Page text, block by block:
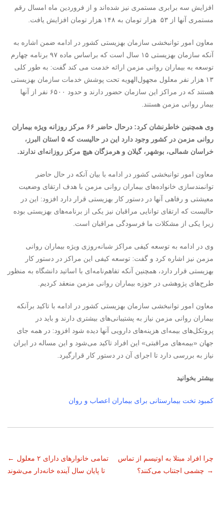
افزایش سه برابری مستمری نیز شده‌اند و از فروردین ماه امسال رقم
مستمری آنها از ۵۳ هزار تومان به ۱۴۸ هزار تومان افزایش یافت.
معاون امور توانبخشی سازمان بهزیستی کشور در ادامه ضمن اشاره به
آنکه سازمان بهزیستی ۱۵ سال است که براساس ماده ۹۷ برنامه چهارم
توسعه به بیماران روانی مزمن ارائه خدمت می کند گفت: به طور کلی
۱۳ هزار نفر معلول مجهول‌الهویه تحت پوشش خدمات سازمان بهزیستی
هستند که در مراکز این سازمان حضور دارند و حدود ۶۵۰۰ نفر از آنها
بیمار روانی مزمن هستند.
وی همچنین خاطرنشان کرد: درحال حاضر ۶۶ مرکز روزانه ویژه بیماران
روانی مزمن در کشور وجود دارد این در حالیست که ۵ استان البرز،
خراسان شمالی، بوشهر، گیلان و هرمزگان هیچ مرکز روزانه‌ای ندارند.
معاون امور توانبخشی کشور در ادامه با بیان آنکه در حال حاضر
توانمندسازی خانواده‌های بیماران روانی مزمن با هدف ارتقای وضعیت
معیشتی و رفاهی آنها در دستور کار بهزیستی قرار دارد افزود: این در
حالیست که ارتقای توانایی مراقبان نیز یکی از برنامه‌های بهزیستی بوده
زیرا یکی از مشکلات ما فرسودگی مراقبان است.
وی در ادامه به توسعه کیفی مراکز شبانه‌روزی ویژه بیماران روانی
مزمن نیز اشاره کرد و گفت: توسعه کیفی این مراکز در دستور کار
بهزیستی قرار دارد، همچنین آنکه تفاهم‌نامه‌ای با اساتید دانشگاه به منظور
طرح‌های پژوهشی در حوزه بیماران روانی مزمن منعقد کردیم.
معاون امور توانبخشی سازمان بهزیستی کشور در ادامه با تاکید برآنکه
بیماران روانی مزمن نیاز به پشتیبانی‌های بیشتری دارند و باید در
پروتکل‌های بیمه‌ای هزینه‌های دارویی آنها دیده شود افزود: در همه جای
جهان «بیمه‌های مراقبتی» این افراد تاکید می‌شود و این مساله در ایران
نیاز به بررسی دارد تا اجرای آن در دستور کار قرارگیرد.
بیشتر بخوانید
کمبود تخت بیمارستانی برای بیماران اعصاب و روان
ناوبری
نوشته
← تمامی خانوارهای دارای ۲ معلول
تا پایان سال آینده خانه‌دار می‌شوند
چرا افراد مبتلا به اوتیسم از تماس
چشمی اجتناب می‌کنند؟ →